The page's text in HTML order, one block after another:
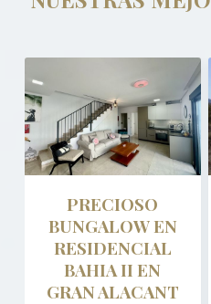
PRECIOSO
BUNGALOW EN
RESIDENCIAL
BAHIA II EN
GRAN ALACANT